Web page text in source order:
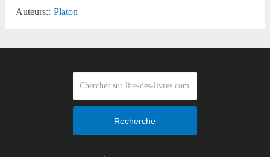
Auteurs:: Platon
Recherche